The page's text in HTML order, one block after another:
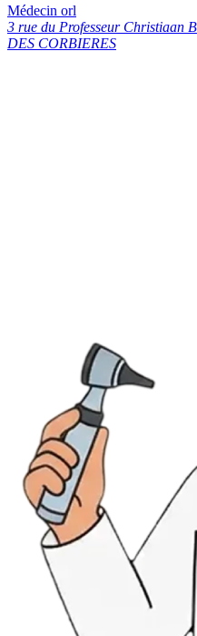
Médecin orl
3 rue du Professeur Christiaan
DES CORBIERES